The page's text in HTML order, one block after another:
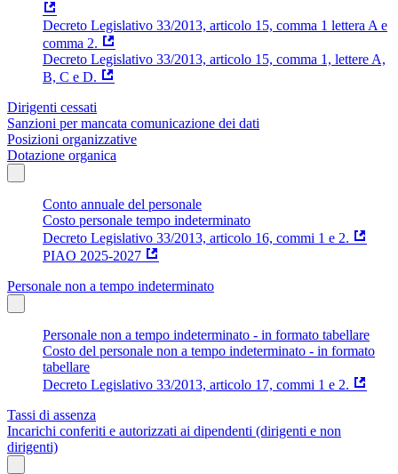
Decreto Legislativo 33/2013, articolo 15, comma 1 lettera A e
comma 2.
Decreto Legislativo 33/2013, articolo 15, comma 1, lettere A,
B, C e D.
Dirigenti cessati
Sanzioni per mancata comunicazione dei dati
Posizioni organizzative
Dotazione organica
Conto annuale del personale
Costo personale tempo indeterminato
Decreto Legislativo 33/2013, articolo 16, commi 1 e 2.
PIAO 2025-2027
Personale non a tempo indeterminato
Personale non a tempo indeterminato - in formato tabellare
Costo del personale non a tempo indeterminato - in formato
tabellare
Decreto Legislativo 33/2013, articolo 17, commi 1 e 2.
Tassi di assenza
Incarichi conferiti e autorizzati ai dipendenti (dirigenti e non
dirigenti)